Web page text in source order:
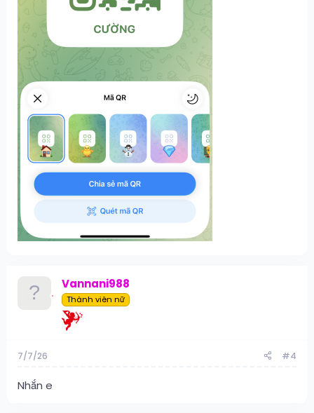
Vannani988
Thành viên nữ
7/7/26 #4
Nhắn e